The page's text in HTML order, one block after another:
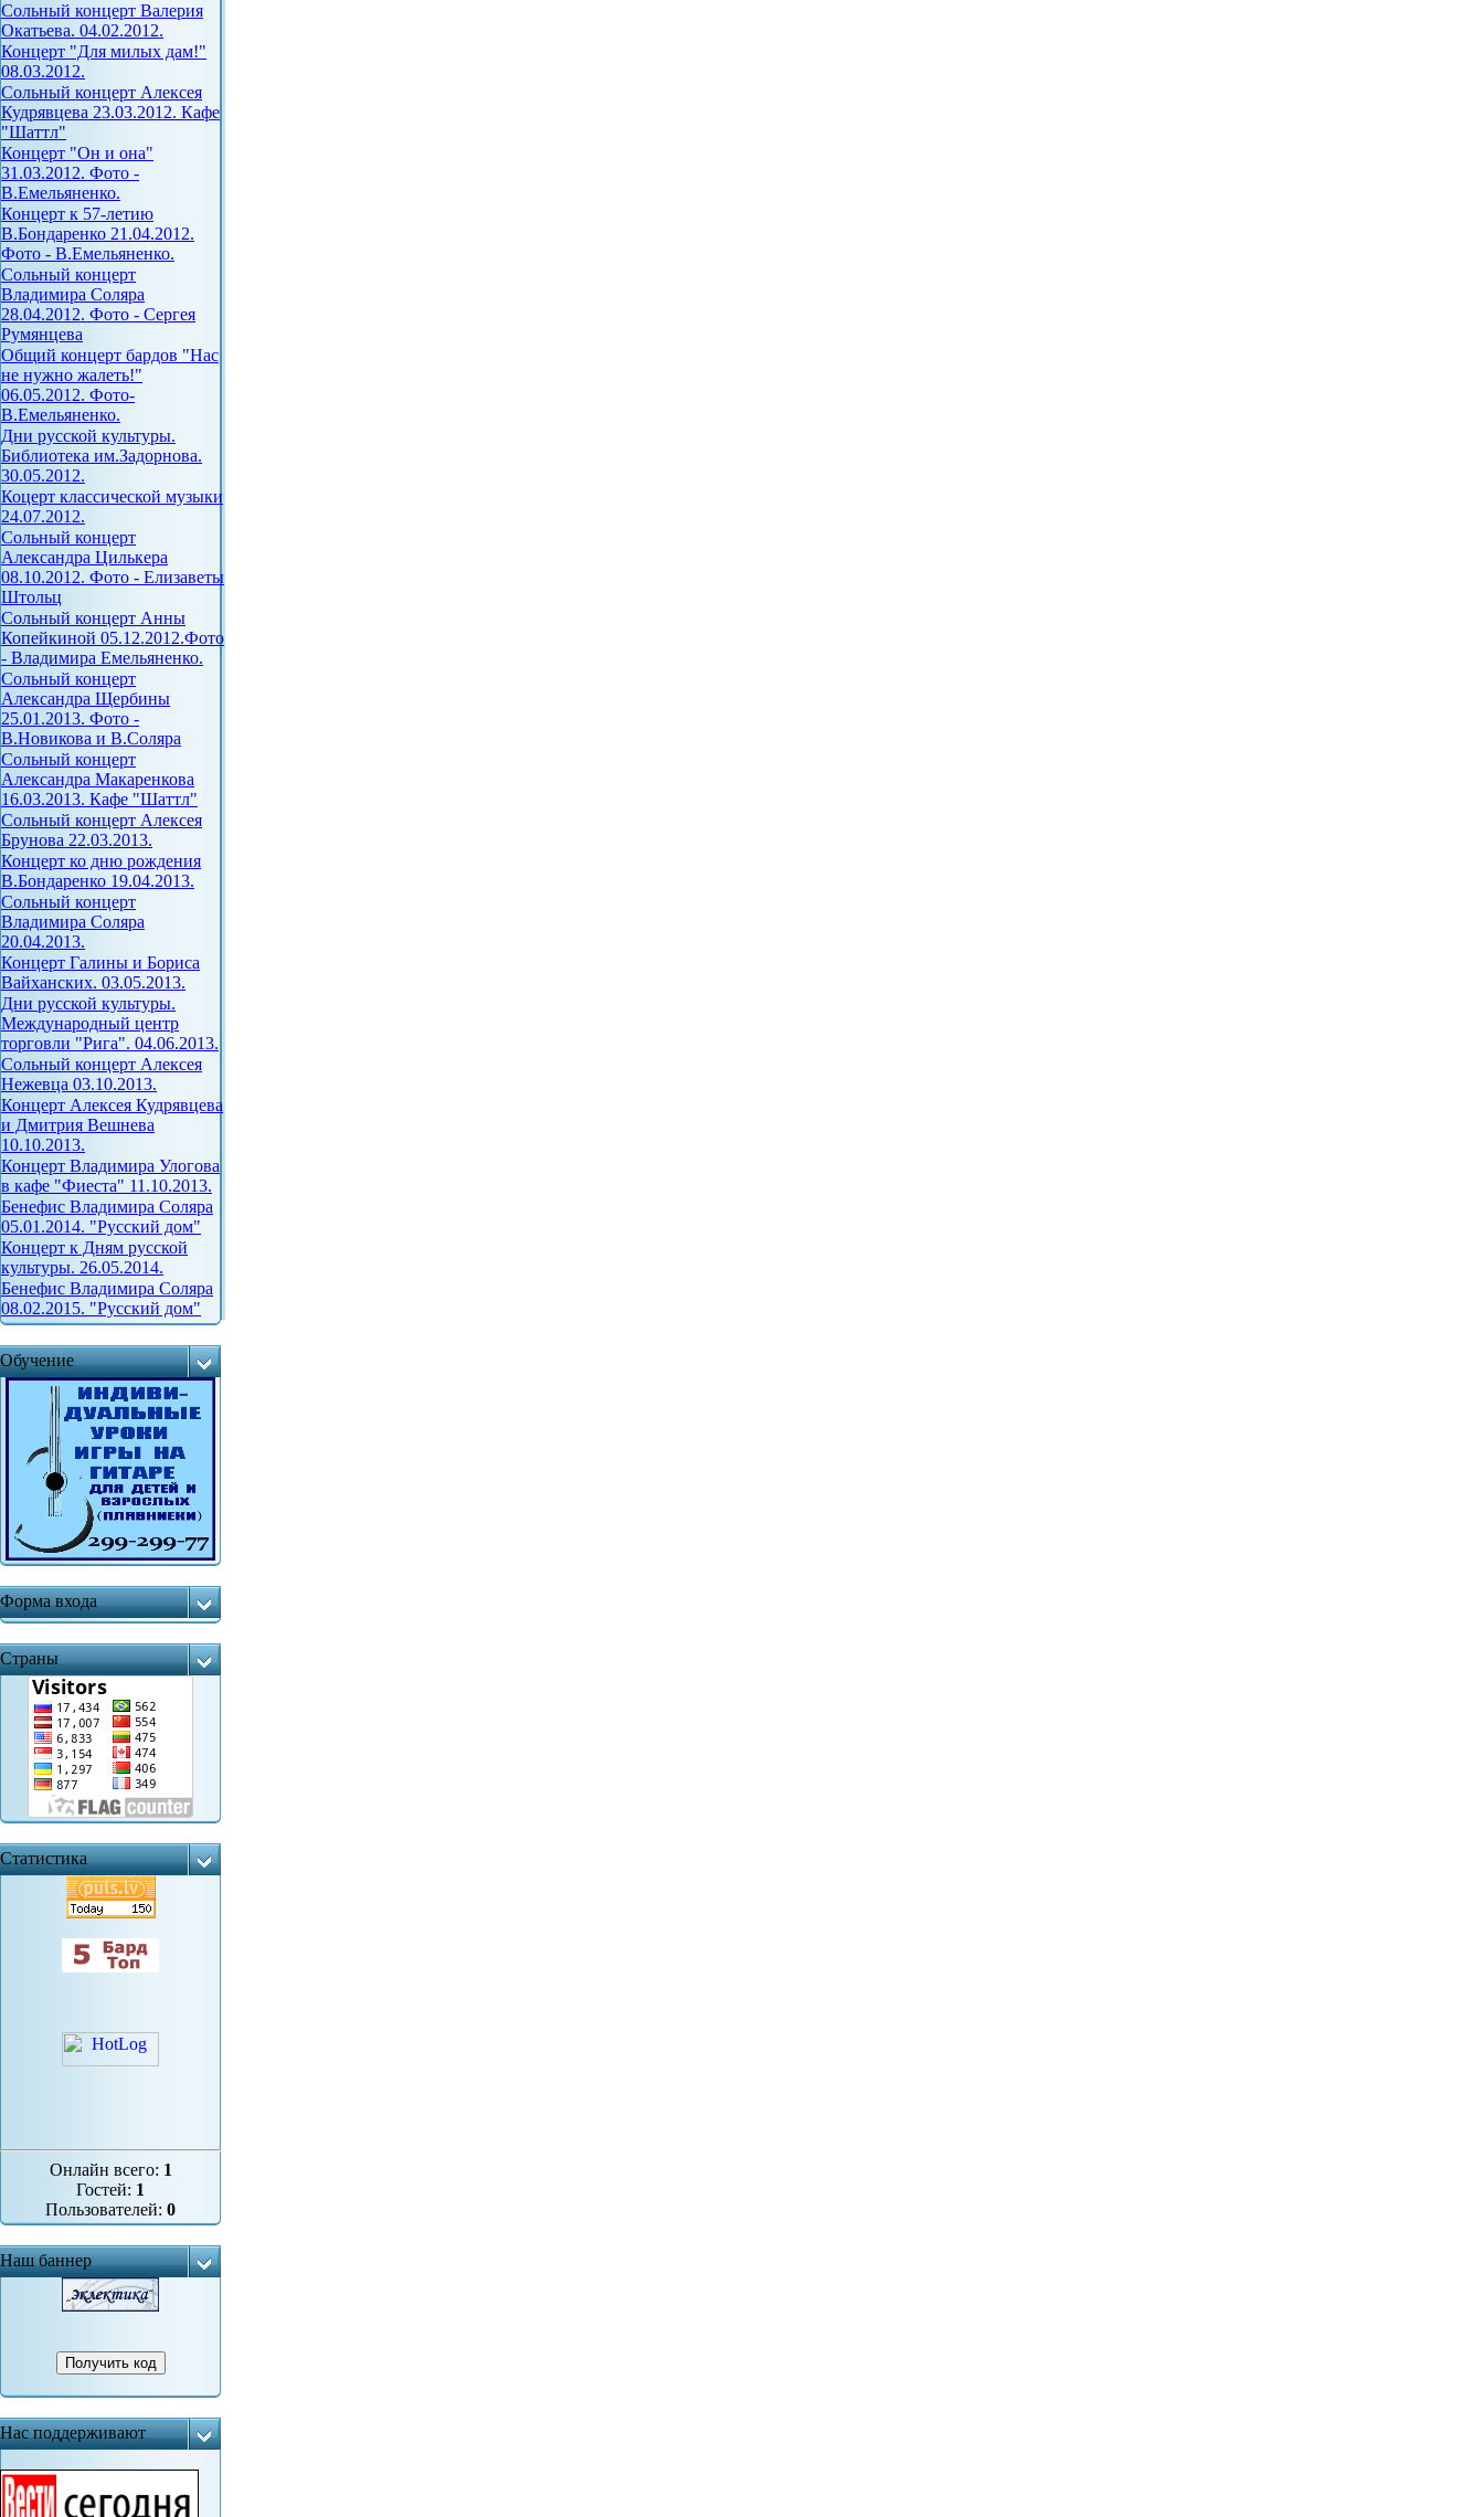
Сольный концерт Валерия
Окатьева. 04.02.2012.
Концерт "Для милых дам!"
08.03.2012.
Сольный концерт Алексея
Кудрявцева 23.03.2012. Кафе
"Шаттл"
Концерт "Он и она"
31.03.2012. Фото -
В.Емельяненко.
Концерт к 57-летию
В.Бондаренко 21.04.2012.
Фото - В.Емельяненко.
Сольный концерт
Владимира Соляра
28.04.2012. Фото - Сергея
Румянцева
Общий концерт бардов "Нас
не нужно жалеть!"
06.05.2012. Фото-
В.Емельяненко.
Дни русской культуры.
Библиотека им.Задорнова.
30.05.2012.
Коцерт классической музыки
24.07.2012.
Сольный концерт
Александра Цилькера
08.10.2012. Фото - Елизаветы
Штольц
Сольный концерт Анны
Копейкиной 05.12.2012.Фото
- Владимира Емельяненко.
Сольный концерт
Александра Щербины
25.01.2013. Фото -
В.Новикова и В.Соляра
Сольный концерт
Александра Макаренкова
16.03.2013. Кафе "Шаттл"
Сольный концерт Алексея
Брунова 22.03.2013.
Концерт ко дню рождения
В.Бондаренко 19.04.2013.
Сольный концерт
Владимира Соляра
20.04.2013.
Концерт Галины и Бориса
Вайханских. 03.05.2013.
Дни русской культуры.
Международный центр
торговли "Рига". 04.06.2013.
Сольный концерт Алексея
Нежевца 03.10.2013.
Концерт Алексея Кудрявцева
и Дмитрия Вешнева
10.10.2013.
Концерт Владимира Улогова
в кафе "Фиеста" 11.10.2013.
Бенефис Владимира Соляра
05.01.2014. "Русский дом"
Концерт к Дням русской
культуры. 26.05.2014.
Бенефис Владимира Соляра
08.02.2015. "Русский дом"
Обучение
Форма входа
Страны
Статистика
Онлайн всего: 1
Гостей: 1
Пользователей: 0
Наш баннер
Нас поддерживают